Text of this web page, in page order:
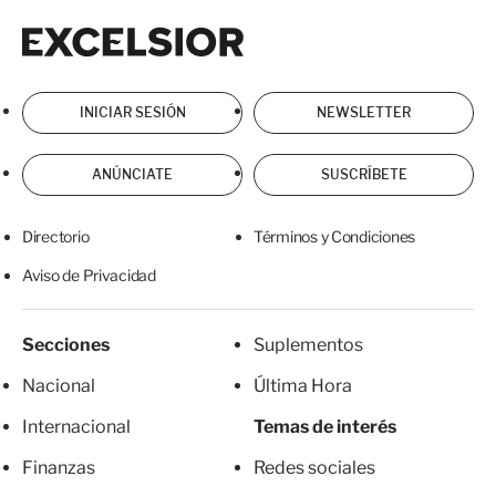
INICIAR SESIÓN NEWSLETTER
ANÚNCIATE SUSCRÍBETE
Directorio Términos y Condiciones
Aviso de Privacidad
Secciones
Nacional
Internacional
Finanzas
Suplementos
Última Hora
Temas de interés
Redes sociales